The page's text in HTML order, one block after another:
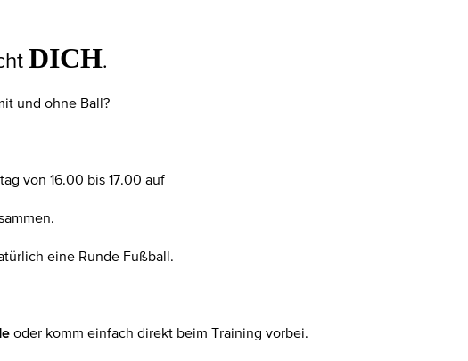
DICH.
und ohne Ball?
von 16.00 bis 17.00 auf
eine Runde Fußball.
oder komm einfach direkt beim Training vorbei.